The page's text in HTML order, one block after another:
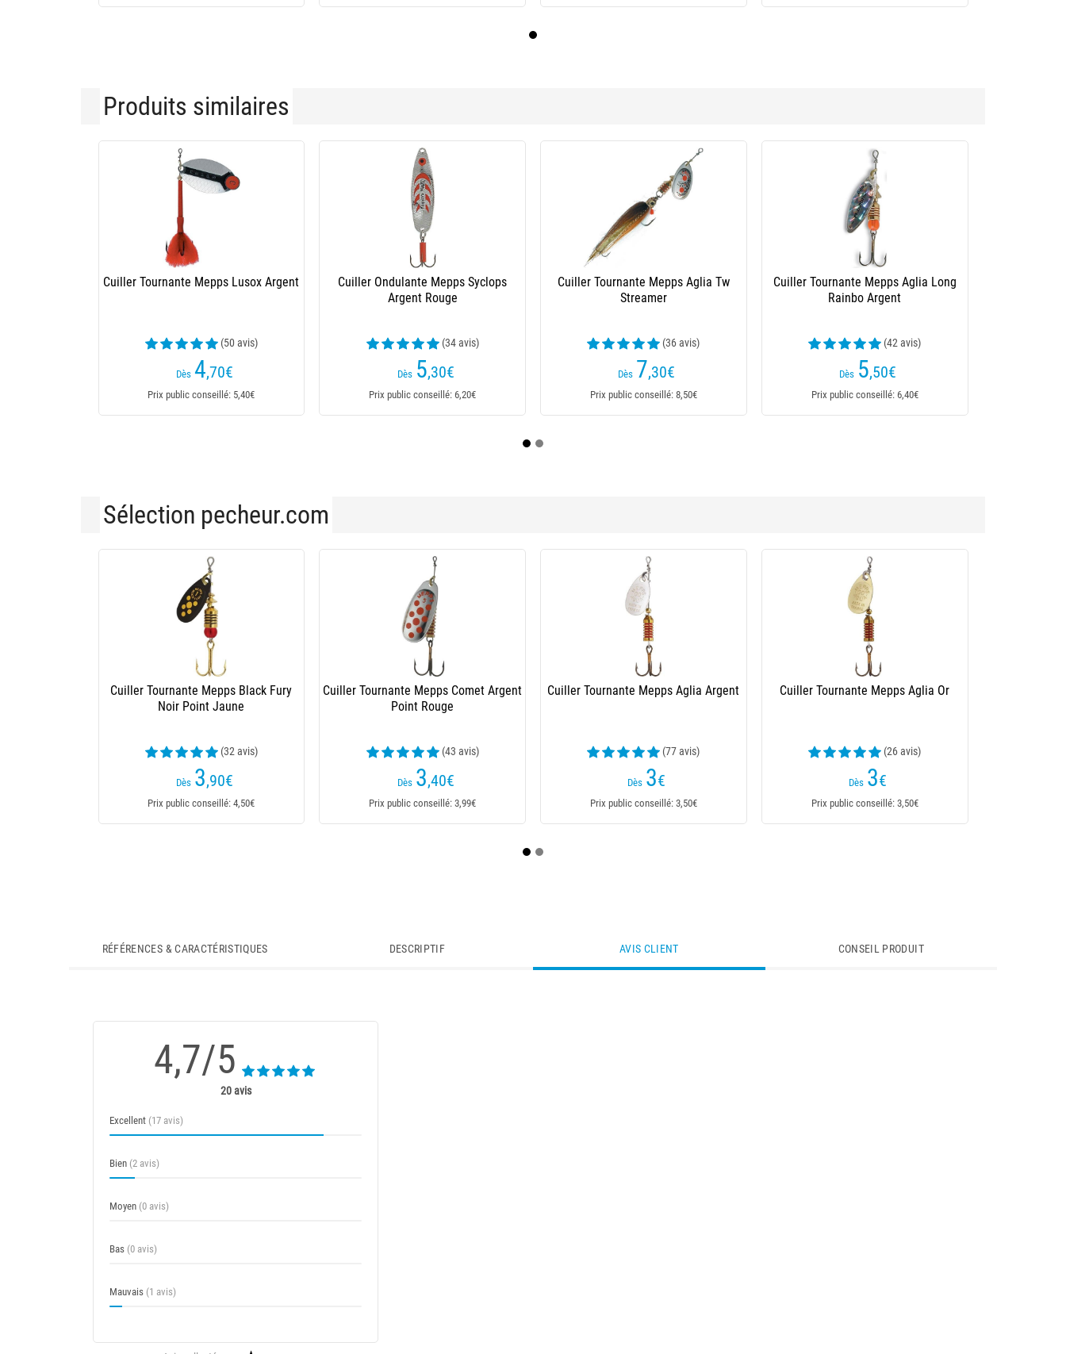
Produits similaires
Cuiller Tournante Mepps Aglia Fluo Or /
(17 avis)
Dès 3,70€
Prix public conseillé: 4,30€
Kit Truite 7 Cuillers Mepps
(21 avis)
19,90€
Prix public conseillé: 26,50€
Cuiller Tournante Mepps Aglia Longcast
- Or
(4 avis)
Dès 3,70€
Prix public conseillé: 4,35€
Cuiller Tournante Mepps Aglia Longcast
(22 avis)
Dès 6,20€
Prix public conseillé: 7,20€
Sélection pecheur.com
Cuiller Tournante Mepps Aglia Argent
Points Rouges
(79 avis)
Dès 3,20€
Prix public conseillé: 3,99€
Cuiller Tournante Mepps Comet Argent
Point Bleu
(20 avis)
Dès 3,40€
Prix public conseillé: 3,99€
Cuiller Tournante Mepps Aglia Or
(7 avis)
Dès 3,40
Prix public conseillé: 3,99€
Cuiller Tournante Mepps Aglia Tw
(18 avis)
Dès 4€
Prix public conseillé: 4,59€
RÉFÉRENCES & CARACTÉRISTIQUES DESCRIPTIF AVIS CLIENT CONSEIL PRODUIT
4,7/5
20 avis
Excellent (17 avis)
Bien (2 avis)
Moyen (0 avis)
Bas (0 avis)
Mauvais (1 avis)